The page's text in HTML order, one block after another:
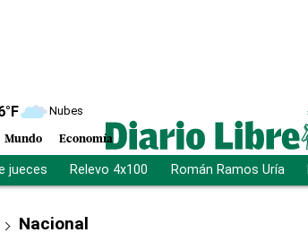
°F Nubes
Mundo Economía
jueces Relevo 4x100 Román Ramos Uría
Nacional